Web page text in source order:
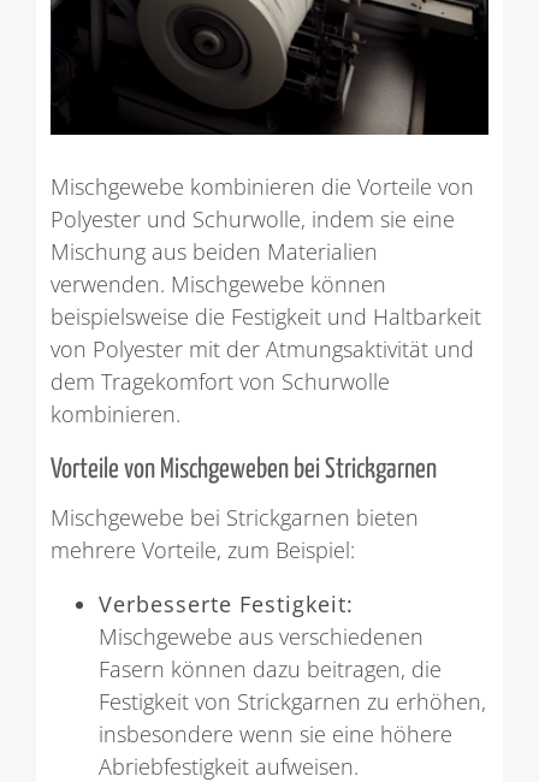
Mischgewebe kombinieren die Vorteile von
Polyester und Schurwolle, indem sie eine
Mischung aus beiden Materialien
verwenden. Mischgewebe können
beispielsweise die Festigkeit und Haltbarkeit
von Polyester mit der Atmungsaktivität und
dem Tragekomfort von Schurwolle
kombinieren.
Vorteile von Mischgeweben bei Strickgarnen
Mischgewebe bei Strickgarnen bieten
mehrere Vorteile, zum Beispiel:
Verbesserte Festigkeit:
Mischgewebe aus verschiedenen
Fasern können dazu beitragen, die
Festigkeit von Strickgarnen zu erhöhen,
insbesondere wenn sie eine höhere
Abriebfestigkeit aufweisen.